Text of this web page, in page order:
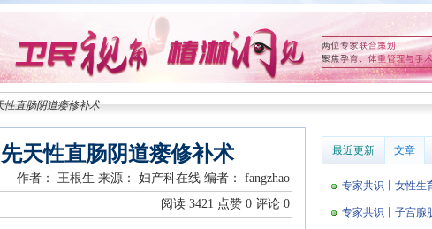
性直肠阴道瘘修补术
天性直肠阴道瘘修补术
作者： 王根生 来源： 妇产科在线 编者： fangzhao
阅读 3421 点赞 0 评论 0
最近更新 文章
专家共识丨女性生
专家共识丨子宫腺